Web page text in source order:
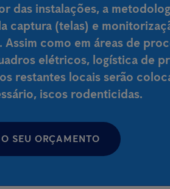
das instalações, a
captura (telas) e
Assim como em áreas de
elétricos, logística de
restantes locais serão
iscos rodenticidas.
SEU ORÇAMENTO